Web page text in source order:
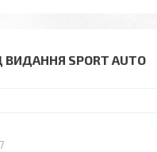
SPORT AUTO